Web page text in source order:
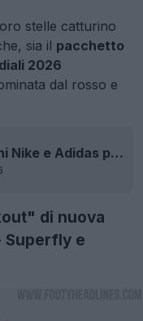
stelle catturino
sia il pacchetto
2026
dal rosso e
Le collezioni Nike e Adidas per i Mondiali 2026 sono molto simili
di nuova
Superfly e